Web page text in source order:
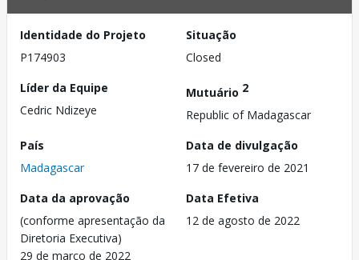
Identidade do Projeto
P174903
Situação
Closed
Líder da Equipe
Cedric Ndizeye
Mutuário 2
Republic of Madagascar
País
Madagascar
Data de divulgação
17 de fevereiro de 2021
Data da aprovação
(conforme apresentação da
Diretoria Executiva)
29 de março de 2022
Data Efetiva
12 de agosto de 2022